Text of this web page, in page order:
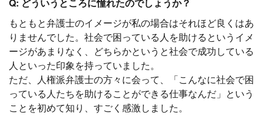
Q: どういうところに憧れたのでしょうか？
もともと弁護士のイメージが私の場合はそれほど良くはあ
りませんでした。社会で困っている人を助けるというイメ
ージがあまりなく、どちらかというと社会で成功している
人といった印象を持っていました。
ただ、人権派弁護士の方々に会って、「こんなに社会で困
っている人たちを助けることができる仕事なんだ」という
ことを初めて知り、すごく感激しました。